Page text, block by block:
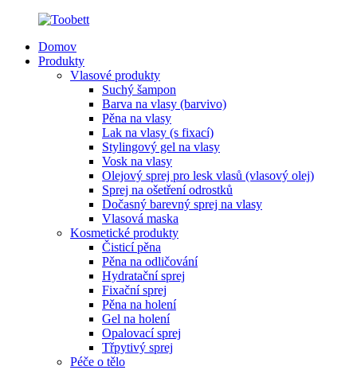
Domov
Produkty
Vlasové produkty
Suchý šampon
Barva na vlasy (barvivo)
Pěna na vlasy
Lak na vlasy (s fixací)
Stylingový gel na vlasy
Vosk na vlasy
Olejový sprej pro lesk vlasů (vlasový olej)
Sprej na ošetření odrostků
Dočasný barevný sprej na vlasy
Vlasová maska
Kosmetické produkty
Čisticí pěna
Pěna na odličování
Hydratační sprej
Fixační sprej
Pěna na holení
Gel na holení
Opalovací sprej
Třpytivý sprej
Péče o tělo